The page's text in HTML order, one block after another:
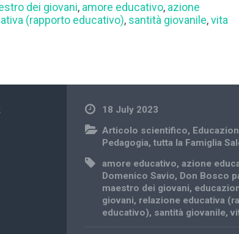
dei giovani, amore educativo, azione
(rapporto educativo), santità giovanile,vita
18 July 2023
Articolo scientifico,
Pedagogia,tutta la Famiglia
amore educativo,azione
Domenico Savio, Don Bosco
maestro dei giovani,
giovani, relazione educativa
educativo), santità giovanile,